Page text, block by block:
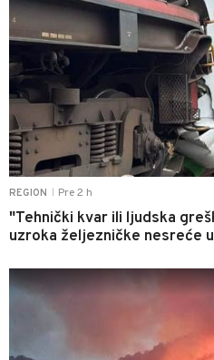
REGION Pre 2 h
"Tehnički kvar ili ljudska
uzroka željezničke nesreće